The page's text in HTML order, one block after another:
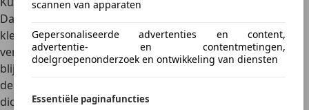
scannen van apparaten
Gepersonaliseerde advertenties en content,
advertentie- en contentmetingen,
doelgroepenonderzoek en ontwikkeling van diensten
Essentiële paginafuncties
Dat hangt af van de oorzaak en de plek van het lek. Een
klein lek in een koelvloeistofslang kun je soms tijdelijk
verhelpen met hittebestendig tape, maar dat isgeen
blijvende oplossing
. Er bestaan ook additieven die je aan
de koelvloeistof kunt toevoegen om microlekken te
dichten. Deze producten zijn alleen geschikt voor kleine